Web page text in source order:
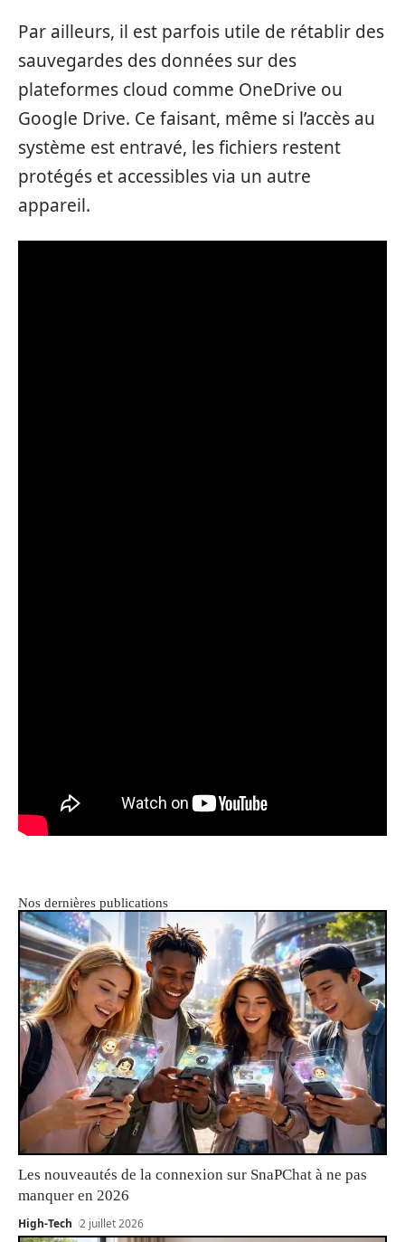
Par ailleurs, il est parfois utile de rétablir des
sauvegardes des données sur des
plateformes cloud comme OneDrive ou
Google Drive. Ce faisant, même si l’accès au
système est entravé, les fichiers restent
protégés et accessibles via un autre
appareil.
Nos dernières publications
Les nouveautés de la connexion sur SnaPChat à ne pas
manquer en 2026
High-Tech 2 juillet 2026